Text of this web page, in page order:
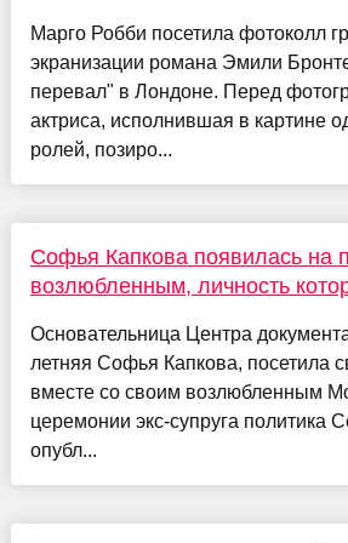
Марго Робби посетила фотоколл
экранизации романа Эмили
перевал" в Лондоне. Перед
актриса, исполнившая в картине
ролей, позиро...
Софья Капкова появилась на
возлюбленным, личность
Основательница Центра
летняя Софья Капкова, посетила
вместе со своим возлюбленным
церемонии экс-супруга политика
опубл...